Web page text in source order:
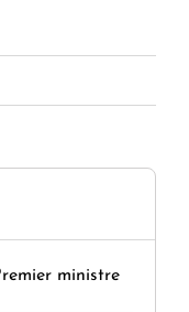
ministre